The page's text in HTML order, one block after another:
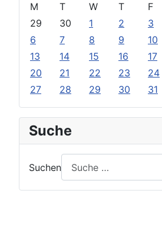
M
T W T F
29
30 1 2 3
6
7 8 9 10
13
14 15 16 17
20
21 22 23 24
27
28 29 30 31
Suche
Suchen